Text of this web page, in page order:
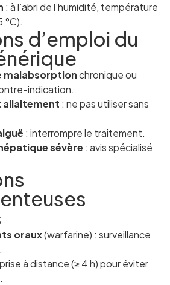
: à l’abri de l’humidité, température
°C).
d’emploi du
malabsorptionchronique ou
indication.
allaitement : ne pas utiliser sans
: interrompre le traitement.
sévère : avis spécialisé
oraux(warfarine) : surveillance
à distance (≥ 4 h) pour éviter